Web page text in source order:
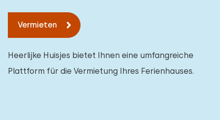
Vermieten
Heerlijke Huisjes bietet Ihnen eine umfangreiche
Plattform für die Vermietung Ihres Ferienhauses.